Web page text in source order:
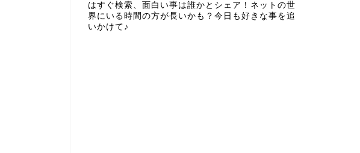
はすぐ検索、面白い事は誰かとシェア！ネットの世
界にいる時間の方が長いかも？今日も好きな事を追
いかけて♪